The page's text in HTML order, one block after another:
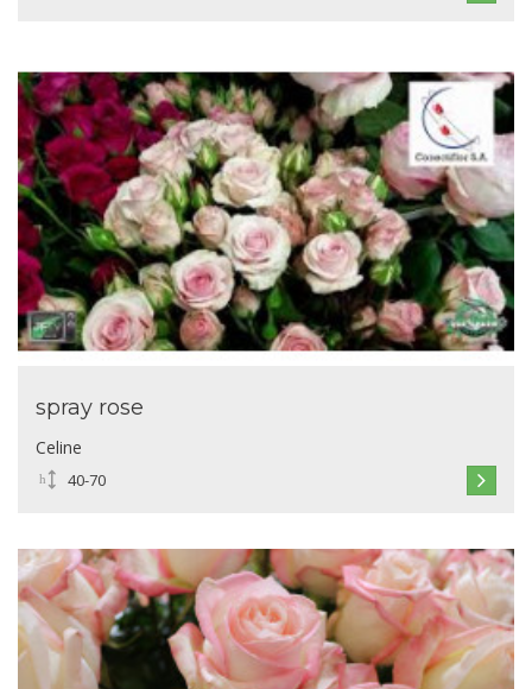
spray rose
Celine
40-70